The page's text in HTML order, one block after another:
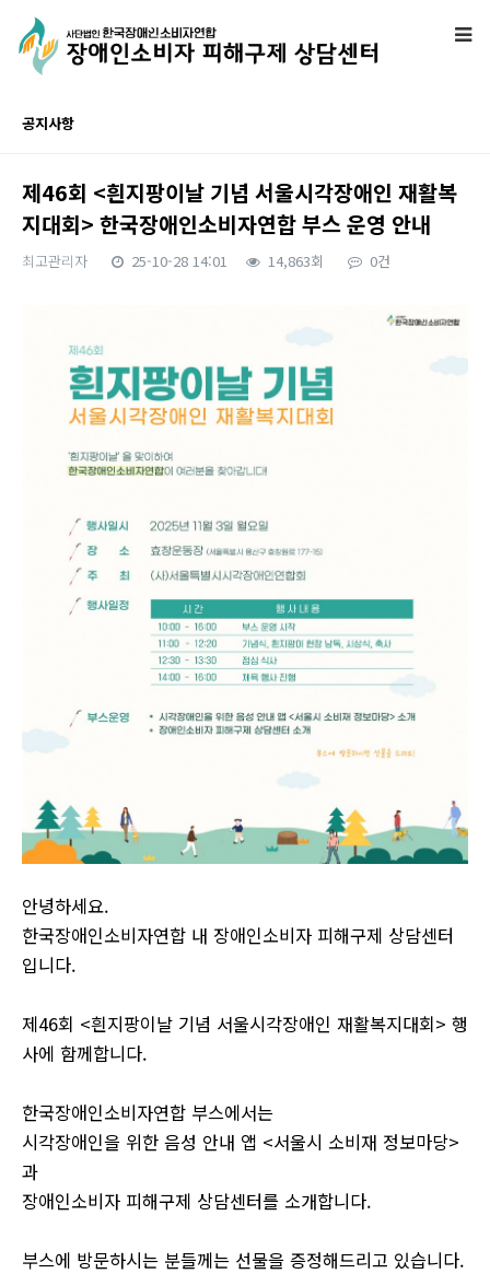
공지사항
제46회 <흰지팡이날 기념 서울시각장애인 재활복
지대회> 한국장애인소비자연합 부스 운영 안내
최고관리자 25-10-28 14:01 14,863회 0건
안녕하세요.
한국장애인소비자연합 내 장애인소비자 피해구제 상담센터
입니다.
제46회 <흰지팡이날 기념 서울시각장애인 재활복지대회> 행
사에 함께합니다.
한국장애인소비자연합 부스에서는
시각장애인을 위한 음성 안내 앱 <서울시 소비재 정보마당>
과
장애인소비자 피해구제 상담센터를 소개합니다.
부스에 방문하시는 분들께는 선물을 증정해드리고 있습니다.